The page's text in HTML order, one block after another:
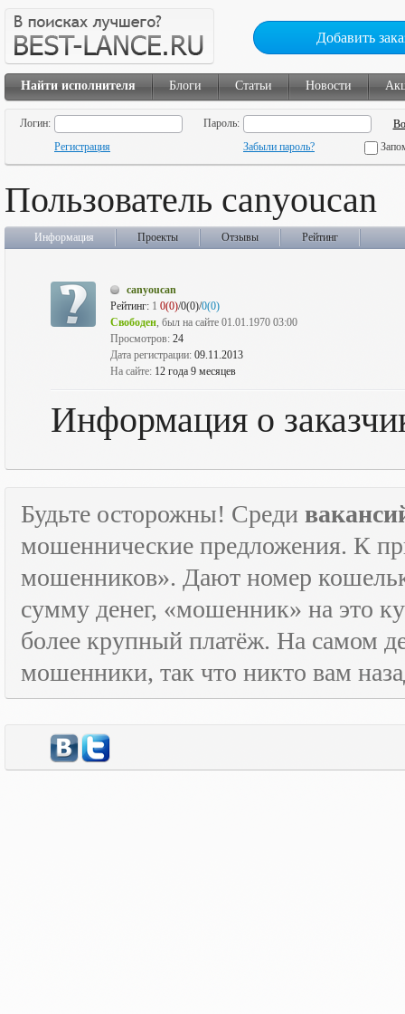
Добавить
Найти исполнителя Блоги Статьи Новости
Логин:
Пароль:
Регистрация
Забыли пароль?
Пользователь canyoucan
Информация Проекты Отзывы Рейтинг
canyoucan
Рейтинг: 1 0(0)/0(0)/0(0)
Свободен, был на сайте 01.01.1970 03:00
Просмотров: 24
Дата регистрации: 09.11.2013
На сайте: 12 года 9 месяцев
Информация о
Будьте осторожны! Среди
мошеннические предложения. К
мошенников». Дают номер
сумму денег, «мошенник» на это
более крупный платёж. На самом
мошенники, так что никто вам